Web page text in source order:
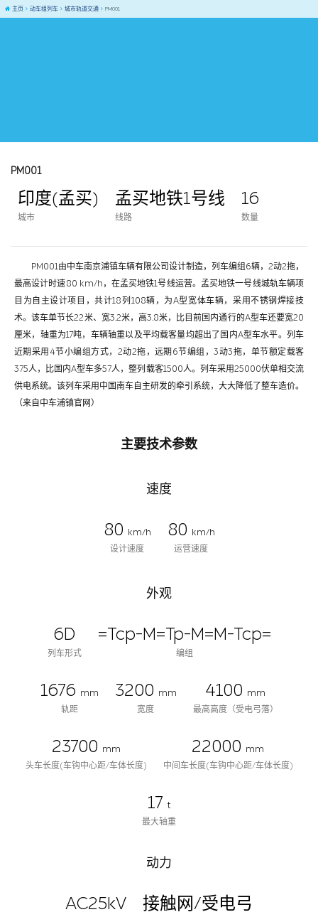
主页 动车组列车 城市轨道交通 PM001
PM001
印度(孟买)
城市
孟买地铁1号线
线路
16
数量
PM001由中车南京浦镇车辆有限公司设计制造，列车编组6辆，2动2拖，
最高设计时速80 km/h，在孟买地铁1号线运营。孟买地铁一号线城轨车辆项
目为自主设计项目，共计18列108辆，为A型宽体车辆，采用不锈钢焊接技
术。该车单节长22米、宽3.2米，高3.8米，比目前国内通行的A型车还要宽20
厘米，轴重为17吨，车辆轴重以及平均载客量均超出了国内A型车水平。列车
近期采用4节小编组方式，2动2拖，远期6节编组，3动3拖，单节额定载客
375人，比国内A型车多57人，整列载客1500人。列车采用25000伏单相交流
供电系统。该列车采用中国南车自主研发的牵引系统，大大降低了整车造价。
（来自中车浦镇官网）
主要技术参数
速度
80
km/h
设计速度
80
km/h
运营速度
外观
6D
列车形式
=Tcp-M=Tp-M=M-Tcp=
编组
1676 mm
轨距
3200 mm
宽度
4100 mm
最高高度（受电弓落）
23700 mm
头车长度(车钩中心距/车体长度)
22000 mm
中间车长度(车钩中心距/车体长度)
17 t
最大轴重
动力
AC25kV 接触网/受电弓